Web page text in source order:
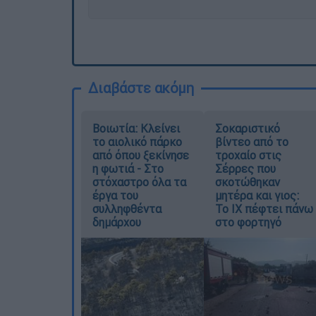
Διαβάστε ακόμη
Βοιωτία: Κλείνει
το αιολικό πάρκο
από όπου ξεκίνησε
η φωτιά - Στο
στόχαστρο όλα τα
έργα του
συλληφθέντα
δημάρχου
Σοκαριστικό
βίντεο από το
τροχαίο στις
Σέρρες που
σκοτώθηκαν
μητέρα και γιος:
Το ΙΧ πέφτει πάνω
στο φορτηγό